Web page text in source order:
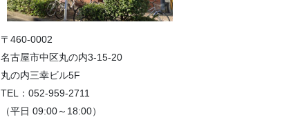
〒460-0002
名古屋市中区丸の内3-15-20
丸の内三幸ビル5F
TEL：052-959-2711
（平日 09:00～18:00）